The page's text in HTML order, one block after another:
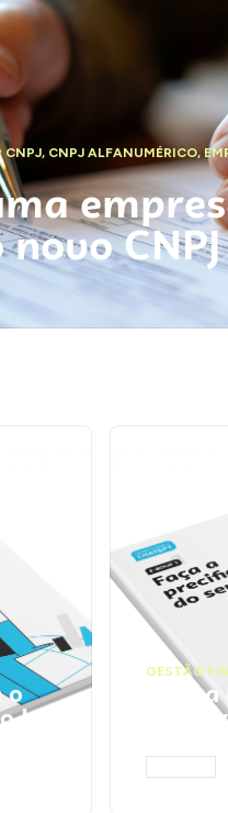
CNPJ, CNPJ ALFANUMÉRICO,
o
|
GESTÃO
Faça
seu